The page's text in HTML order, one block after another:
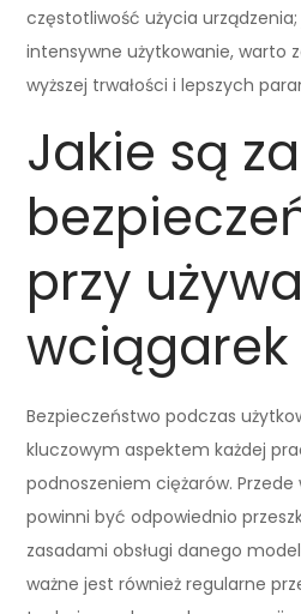
częstotliwość użycia
intensywne użytkowanie, warto
wyższej trwałości i lepszych
Jakie są
przy
wciągarek
Bezpieczeństwo podczas
kluczowym aspektem każdej
podnoszeniem ciężarów.
powinni być odpowiednio
zasadami obsługi danego
ważne jest również regularne